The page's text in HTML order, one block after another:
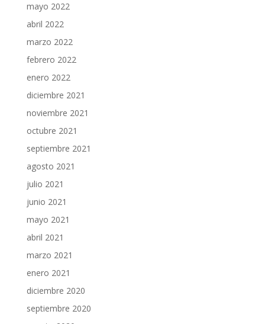
mayo 2022
abril 2022
marzo 2022
febrero 2022
enero 2022
diciembre 2021
noviembre 2021
octubre 2021
septiembre 2021
agosto 2021
julio 2021
junio 2021
mayo 2021
abril 2021
marzo 2021
enero 2021
diciembre 2020
septiembre 2020